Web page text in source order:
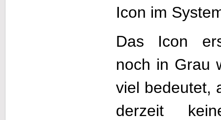
Icon im
Das Icon
noch in Grau
viel bedeutet,
derzeit